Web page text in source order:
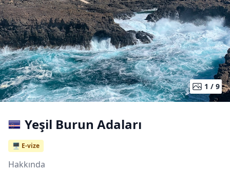
1 / 9
Yeşil Burun Adaları
🖥️ E-vize
Hakkında